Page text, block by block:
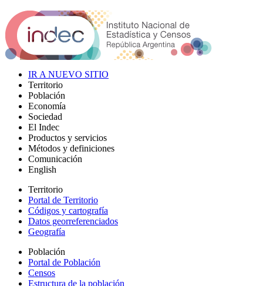
IR A NUEVO SITIO
Territorio
Población
Economía
Sociedad
El Indec
Productos y servicios
Métodos y definiciones
Comunicación
English
Territorio
Portal de Territorio
Códigos y cartografía
Datos georreferenciados
Geografía
Población
Portal de Población
Censos
Estructura de la población